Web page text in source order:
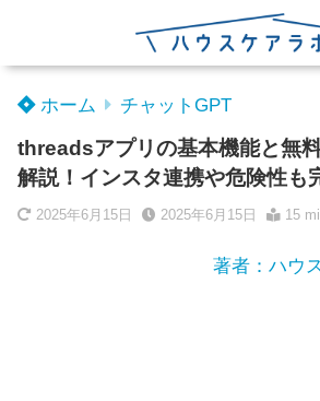
ホーム チャットGPT
threadsアプリの基本機能と無
解説！インスタ連携や危険性も
2025年6月15日 2025年6月15日 15
著者：ハウ